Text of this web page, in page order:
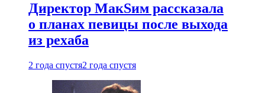
Директор МакSим рассказала
о планах певицы после выхода
из рехаба
2 года спустя2 года спустя